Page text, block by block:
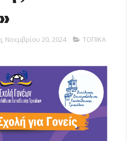
Νοεμβρίου 20, 2024 ΤΟΠΙΚΑ